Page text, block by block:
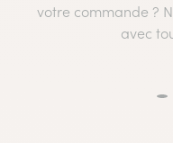
votre commande ?
avec